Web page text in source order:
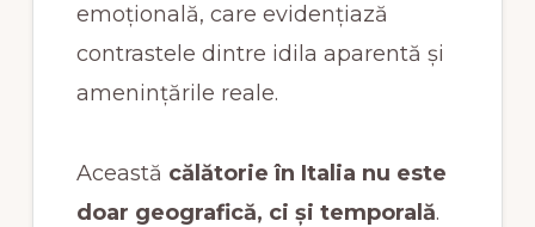
emoțională, care evidențiază
contrastele dintre idila aparentă și
amenințările reale.
Această călătorie în Italia nu este
doar geografică, ci și temporală.